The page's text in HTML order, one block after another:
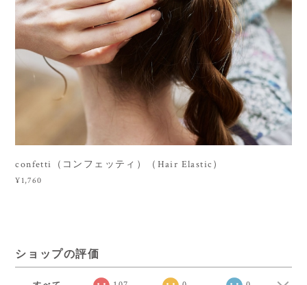
confetti（コンフェッティ）（Hair Elastic）
¥1,760
ショップの評価